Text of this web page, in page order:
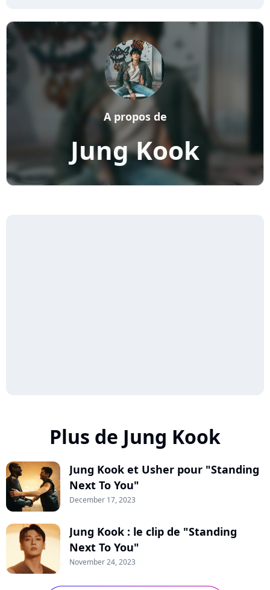
Jung Kook
A propos de
Plus de Jung Kook
Jung Kook et Usher pour "Standing
Next To You"
December 17, 2023
Jung Kook : le clip de "Standing
Next To You"
November 24, 2023